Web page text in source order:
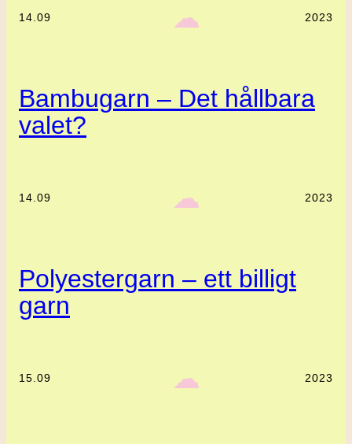
14.09 ‎ ‎‎ ☁︎‎‎ 2023
Bambugarn – Det hållbara
valet?
14.09 ‎ ‎‎ ☁︎‎‎ 2023
Polyestergarn – ett billigt
garn
15.09 ‎ ‎‎ ☁︎‎‎ 2023